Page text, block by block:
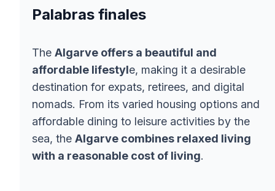
Palabras finales
The Algarve offers a beautiful and
affordable lifestyle, making it a desirable
destination for expats, retirees, and digital
nomads. From its varied housing options and
affordable dining to leisure activities by the
sea, the Algarve combines relaxed living
with a reasonable cost of living.